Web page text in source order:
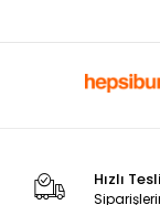
Hızlı